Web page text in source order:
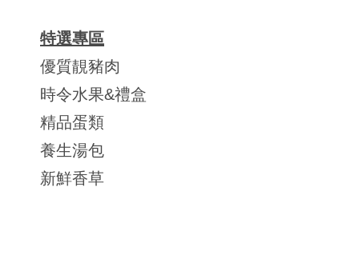
特選專區
優質靚豬肉
時令水果&禮盒
精品蛋類
養生湯包
新鮮香草